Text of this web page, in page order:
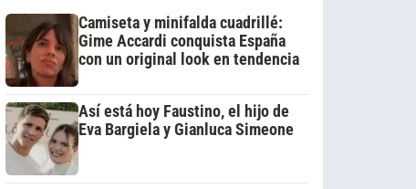
Camiseta y minifalda cuadrillé:
Gime Accardi conquista España
con un original look en tendencia
Así está hoy Faustino, el hijo de
Eva Bargiela y Gianluca Simeone